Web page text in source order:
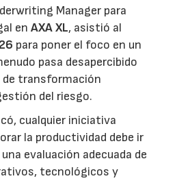
Manager para
enAXA XL, asistió al
para poner el foco en un
pasa desapercibido
de transformación
del riesgo.
cualquier iniciativa
la productividad debe ir
evaluación adecuada de
tecnológicos y